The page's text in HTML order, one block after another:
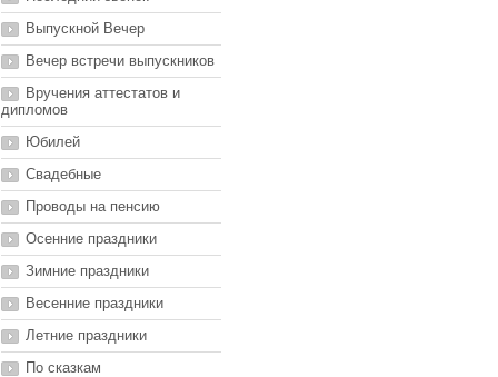
Выпускной Вечер
Вечер встречи выпускников
Вручения аттестатов и
дипломов
Юбилей
Свадебные
Проводы на пенсию
Осенние праздники
Зимние праздники
Весенние праздники
Летние праздники
По сказкам